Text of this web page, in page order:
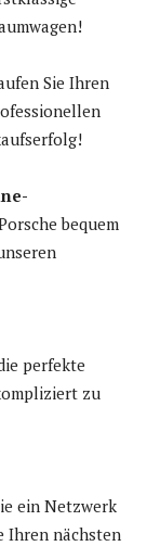
Sie Ihren
bequem
perfekte
zu
ein Netzwerk
Ihren nächsten